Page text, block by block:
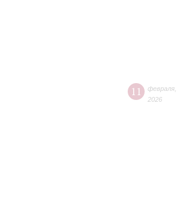
11 февраля
2026